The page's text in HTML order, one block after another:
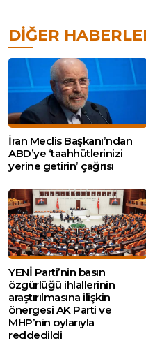
DIĞER
İran Meclis Başkanı’ndan
ABD’ye ‘taahhütlerinizi
yerine getirin’ çağrısı
YENİ Parti’nin basın
özgürlüğü ihlallerinin
araştırılmasına ilişkin
önergesi AK Parti ve
MHP’nin oylarıyla
reddedildi